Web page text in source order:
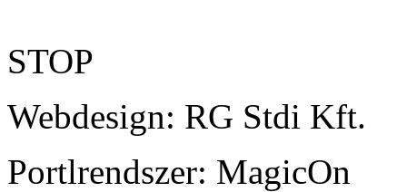
STOP
Webdesign: RG Stdi Kft.
Portlrendszer: MagicOn